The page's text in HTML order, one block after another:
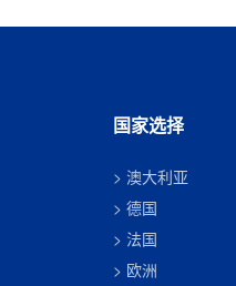
国家选择
澳大利亚
德国
法国
欧洲